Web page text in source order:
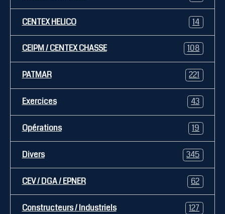
CENTEX HELICO 14
CEIPM / CENTEX CHASSE 108
PATMAR 221
Exercices 43
Opérations 19
Divers 345
CEV / DGA / EPNER 62
Constructeurs / Industriels 127